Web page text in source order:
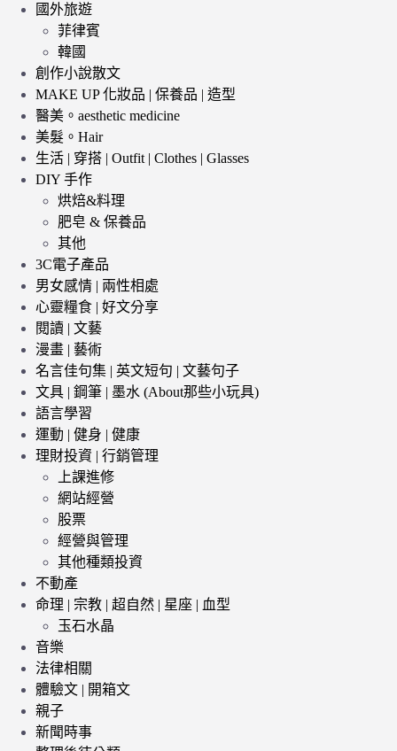
國外旅遊
菲律賓
韓國
創作小說散文
MAKE UP 化妝品 | 保養品 | 造型
醫美。aesthetic medicine
美髮。Hair
生活 | 穿搭 | Outfit | Clothes | Glasses
DIY 手作
烘焙&料理
肥皂 & 保養品
其他
3C電子產品
男女感情 | 兩性相處
心靈糧食 | 好文分享
閱讀 | 文藝
漫畫 | 藝術
名言佳句集 | 英文短句 | 文藝句子
文具 | 鋼筆 | 墨水 (About那些小玩具)
語言學習
運動 | 健身 | 健康
理財投資 | 行銷管理
上課進修
網站經營
股票
經營與管理
其他種類投資
不動產
命理 | 宗教 | 超自然 | 星座 | 血型
玉石水晶
音樂
法律相關
體驗文 | 開箱文
親子
新聞時事